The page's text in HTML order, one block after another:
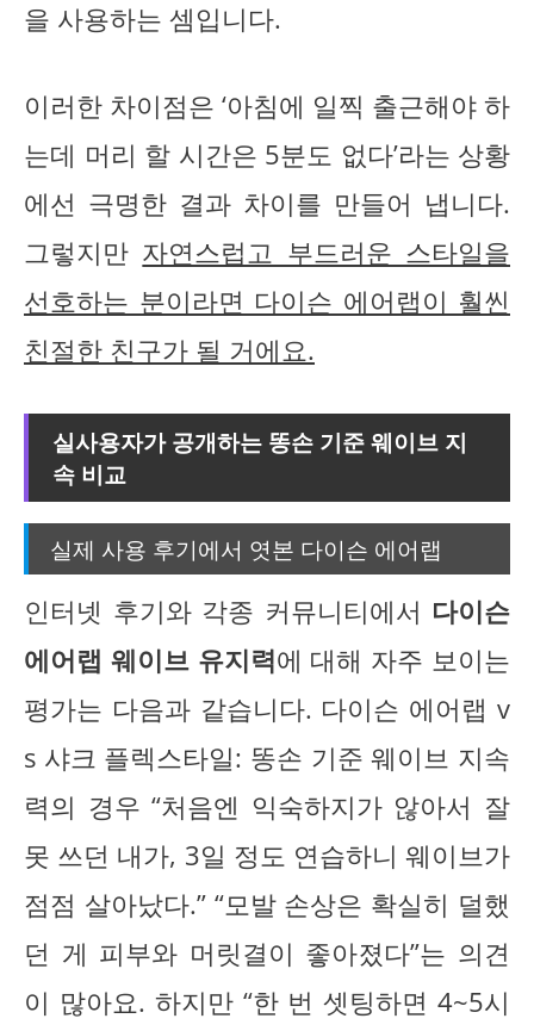
을 사용하는 셈입니다.
이러한 차이점은 ‘아침에 일찍 출근해야 하
는데 머리 할 시간은 5분도 없다’라는 상황
에선 극명한 결과 차이를 만들어 냅니다.
그렇지만 자연스럽고 부드러운 스타일을
선호하는 분이라면 다이슨 에어랩이 훨씬
친절한 친구가 될 거에요.
실사용자가 공개하는 똥손 기준 웨이브 지
속 비교
실제 사용 후기에서 엿본 다이슨 에어랩
인터넷 후기와 각종 커뮤니티에서 다이슨
에어랩 웨이브 유지력에 대해 자주 보이는
평가는 다음과 같습니다. 다이슨 에어랩 v
s 샤크 플렉스타일: 똥손 기준 웨이브 지속
력의 경우 “처음엔 익숙하지가 않아서 잘
못 쓰던 내가, 3일 정도 연습하니 웨이브가
점점 살아났다.” “모발 손상은 확실히 덜했
던 게 피부와 머릿결이 좋아졌다”는 의견
이 많아요. 하지만 “한 번 셋팅하면 4~5시